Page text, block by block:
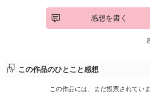
感想を書く
この作品のひとこと感想
この作品には、まだ投票されていま